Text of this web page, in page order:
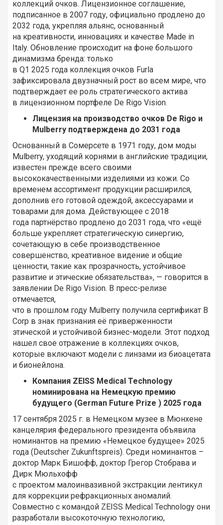
коллекций очков. Лицензионное соглашение,
подписанное в 2007 году, официально продлено до
2032 года, укрепляя альянс, основанный
на креативности, инновациях и качестве Made in
Italy. Обновление происходит на фоне большого
динамизма бренда: только
в Q1 2025 года коллекция очков Furla
зафиксировала двузначный рост во всем мире, что
подтверждает ее роль стратегического актива
в лицензионном портфеле De Rigo Vision.
Лицензия на производство очков De Rigo и
Mulberry подтверждена до 2031 года
Основанный в Сомерсете в 1971 году, дом моды
Mulberry, уходящий корнями в английские традиции,
известен прежде всего своими
высококачественными изделиями из кожи. Со
временем ассортимент продукции расширился,
дополнив его готовой одеждой, аксессуарами и
товарами для дома. Действующее с 2018
года партнёрство продлено до 2031 года, что «ещё
больше укрепляет стратегическую синергию,
сочетающую в себе производственное
совершенство, креативное видение и общие
ценности, такие как прозрачность, устойчивое
развитие и этические обязательства», — говорится в
заявлении De Rigo Vision. В пресс-релизе
отмечается,
что в прошлом году Mulberry получила сертификат B
Corp в знак признания её приверженности
этической и устойчивой бизнес-модели. Этот подход
нашел свое отражение в коллекциях очков,
которые включают модели с линзами из биоацетата
и бионейлона.
Компания ZEISS Medical Technology
номинирована на Немецкую премию
будущего (German Future Prize ) 2025 года
17 сентября 2025 г. в Немецком музее в Мюнхене
канцелярия федерального президента объявила
номинантов на премию «Немецкое будущее» 2025
года (Deutscher Zukunftspreis). Среди номинантов –
доктор Марк Бишофф, доктор Грегор Стобрава и
Дирк Мюльхофф
с проектом малоинвазивной экстракции лентикул
для коррекции рефракционных аномалий.
Совместно с командой ZEISS Medical Technology они
разработали высокоточную технологию,